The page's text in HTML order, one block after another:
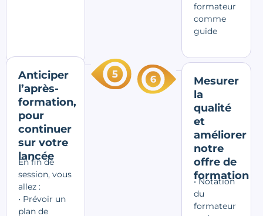
formateur
comme
guide
Anticiper
l’après-
formation,
pour
continuer
sur votre
lancée
En fin de
session, vous
allez :
• Prévoir un
plan de
Mesurer
la
qualité
et
améliorer
notre
offre de
formation
• Notation
du
formateur